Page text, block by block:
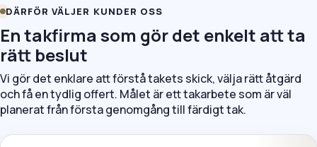
DÄRFÖR VÄLJER KUNDER OSS
En takfirma som gör det enkelt att ta
rätt beslut
Vi gör det enklare att förstå takets skick, välja rätt åtgärd
och få en tydlig offert. Målet är ett takarbete som är väl
planerat från första genomgång till färdigt tak.